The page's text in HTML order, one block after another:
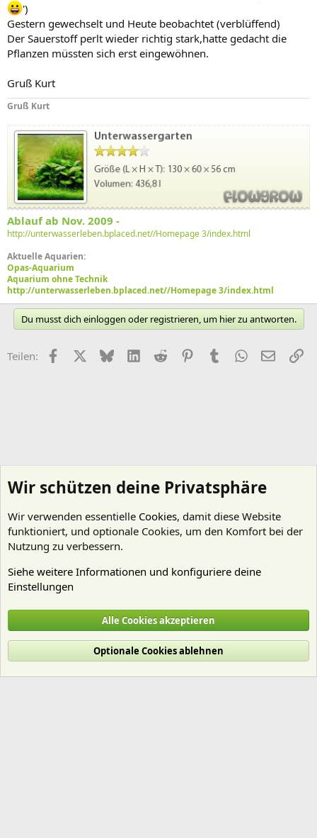
')
Gestern gewechselt und Heute beobachtet (verblüffend)
Der Sauerstoff perlt wieder richtig stark,hatte gedacht die
Pflanzen müssten sich erst eingewöhnen.
Gruß Kurt
Gruß Kurt
Ablauf ab Nov. 2009 -
http://unterwasserleben.bplaced.net//Homepage 3/index.html
Aktuelle Aquarien:
Opas-Aquarium
Aquarium ohne Technik
http://unterwasserleben.bplaced.net//Homepage 3/index.html
Du musst dich einloggen oder registrieren, um hier zu antworten.
Teilen: FacebookX (Twitter)
BlueskyLinkedIn
Reddit PinterestTumblr WhatsApp
E-Mail
Cookies
Deutsch (Du)
Nutzungsbedingungen
Datenschutz Hilfe und Impressum
R
Wir schützen deine Privatsphäre
Wir verwenden essentielle Cookies, damit diese Website
funktioniert, und optionale Cookies, um den Komfort bei der
Nutzung zu verbessern.
Siehe weitere Informationen und konfiguriere deine
Einstellungen
Alle Cookies akzeptieren
Optionale Cookies ablehnen